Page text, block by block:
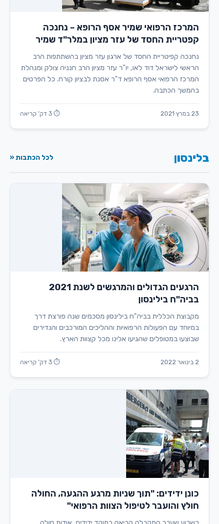
המרכז הרפואי שמיר אסף הרופא – נחנכה
קפטריית החסד של עזר מציון במלר"ד שמיר
נחנכה קפיטריית החסד של ארגון עזר מציון בהשתתפות הרב
הראשי לישראל דוד לאו, יו"ר עזר מציון הרב חנניה צולק ומנהלת
המרכז הרפואי אסף הרופא ד"ר אסנת לבציון קורח. כל הפרטים
בהמשך הכתבה.
23 במרץ 2021 ⏱ 3 דק' קריאה
בלינסון לכל הכתבות «
הרגעים הגדולים והמרגשים לשנת 2021
בביה"ח בילינסון
מקבוצת הכללית בביה"ח בילינסון מסכמים שנה פורצת דרך
במיוחד עם הפעולות הרפואיות וההליכים המורכבים והנדירים
שבוצעו במטופלים שהגיעו אלינו מכל קצוות הארץ.
2 בינואר 2022 ⏱ 3 דק' קריאה
כונן ידידים: "תוך שניות מרגע ההגעה, החולה
חולץ והועבר לטיפול הצוות הרפואי"